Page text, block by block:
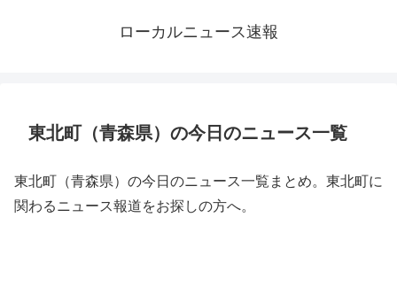
ローカルニュース速報
東北町（青森県）の今日のニュース一覧
東北町（青森県）の今日のニュース一覧まとめ。東北町に
関わるニュース報道をお探しの方へ。